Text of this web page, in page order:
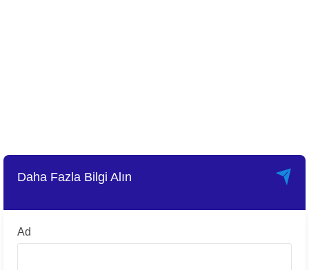
Daha Fazla Bilgi Alın
Ad